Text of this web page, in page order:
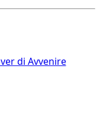
di Avvenire